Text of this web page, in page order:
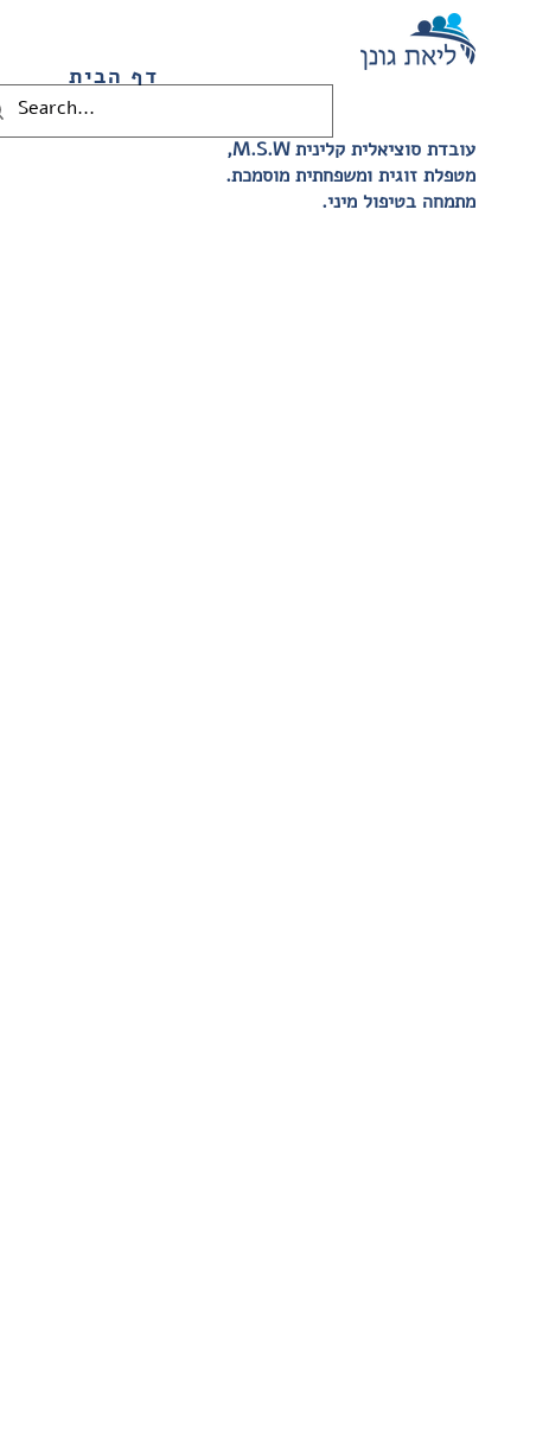
דף הבית
,M.S.W עובדת סוציאלית קלינית
.מטפלת זוגית ומשפחתית מוסמכת
.מתמחה בטיפול מיני